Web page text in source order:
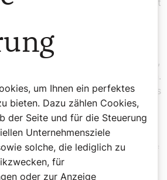
haben, wie dies – ein weiteres
Seelbesorgten nur
weil sie das Evangelium eher
nach einem Gulasch verknüpfen,
letzten Kolumne zu Weihnachten.
nicht erkannten, dass ihr eigenes
offenbar nahrhaften
bot. Schließlich war nicht nur
1970er-Jahren
der Erzdiözese – auch Josef
im Sold der Erzdiözese Wien,
um Ihnen ein perfektes
bieten. Dazu zählen Cookies,
der Seite und für die Steuerung
Unternehmensziele
solche, die lediglich zu
für
oder zur Anzeige